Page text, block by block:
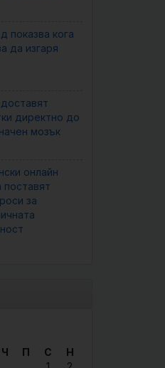
показва кога
да изгаря
директно до
мозък
онлайн
поставят
за
Ч П С
Н